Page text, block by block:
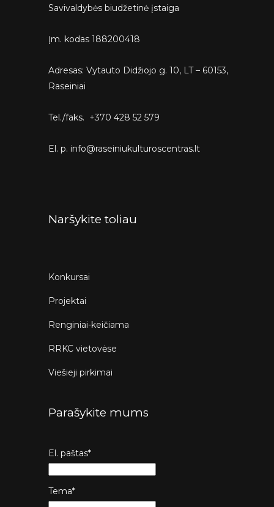
Savivaldybės biudžetinė įstaiga
Įm. kodas 188200418
Adresas: Vytauto Didžiojo g. 10, LT – 60153,
Raseiniai
Tel./faks. +370 428 52 579
El. p. info@raseiniukulturoscentras.lt
Naršykite toliau
Konkursai
Projektai
Renginiai-keičiama
RRKC vietovėse
Viešieji pirkimai
Parašykite mums
El. paštas*
Tema*